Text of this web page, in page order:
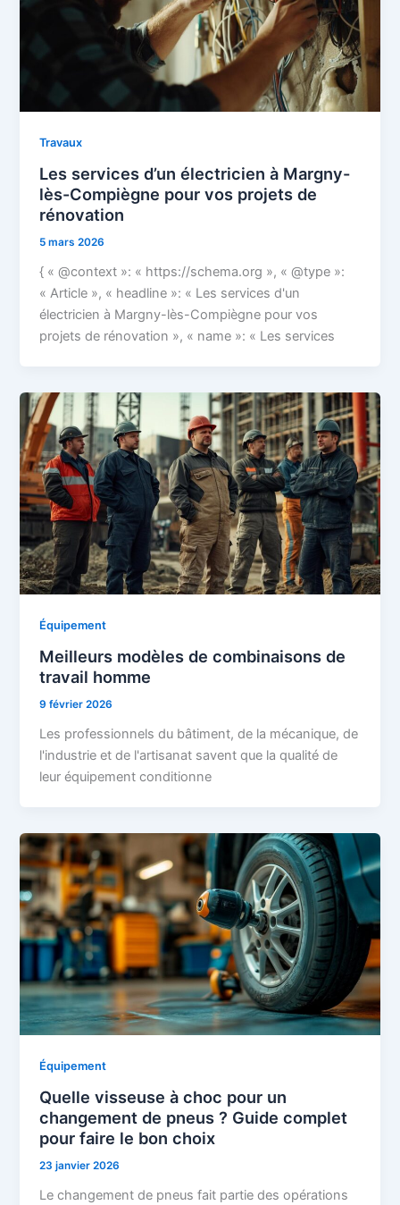
Travaux
Les services d’un électricien à Margny-
lès-Compiègne pour vos projets de
rénovation
5 mars 2026
{ « @context »: « https://schema.org », « @type »:
« Article », « headline »: « Les services d'un
électricien à Margny-lès-Compiègne pour vos
projets de rénovation », « name »: « Les services
Équipement
Meilleurs modèles de combinaisons de
travail homme
9 février 2026
Les professionnels du bâtiment, de la mécanique, de
l'industrie et de l'artisanat savent que la qualité de
leur équipement conditionne
Équipement
Quelle visseuse à choc pour un
changement de pneus ? Guide complet
pour faire le bon choix
23 janvier 2026
Le changement de pneus fait partie des opérations